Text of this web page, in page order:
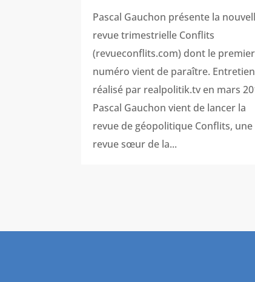
Pascal Gauchon présente la
revue trimestrielle Conflits
(revueconflits.com) dont le premier
numéro vient de paraître. Entretien
réalisé par realpolitik.tv en mars
Pascal Gauchon vient de lancer la
revue de géopolitique Conflits, une
revue sœur de la...